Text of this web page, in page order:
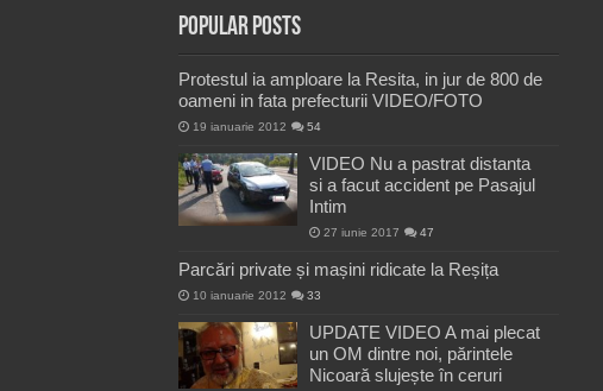
Popular Posts
Protestul ia amploare la Resita, in jur de 800 de
oameni in fata prefecturii VIDEO/FOTO
19 ianuarie 2012 54
VIDEO Nu a pastrat distanta
si a facut accident pe Pasajul
Intim
27 iunie 2017 47
Parcări private și mașini ridicate la Reșița
10 ianuarie 2012 33
UPDATE VIDEO A mai plecat
un OM dintre noi, părintele
Nicoară slujește în ceruri